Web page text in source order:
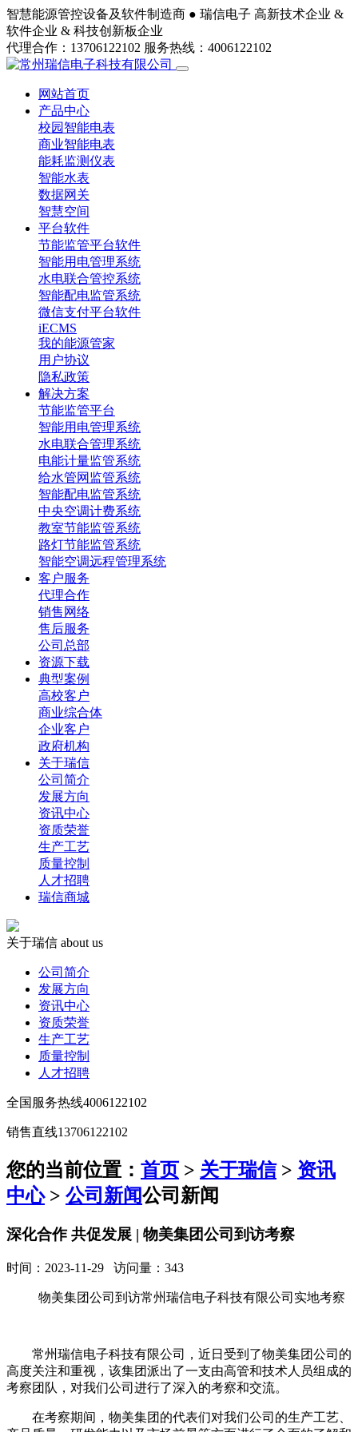
智慧能源管控设备及软件制造商 ● 瑞信电子 高新技术企业 &
软件企业 & 科技创新板企业
代理合作：13706122102 服务热线：4006122102
网站首页
产品中心
校园智能电表
商业智能电表
能耗监测仪表
智能水表
数据网关
智慧空间
平台软件
节能监管平台软件
智能用电管理系统
水电联合管控系统
智能配电监管系统
微信支付平台软件
iECMS
我的能源管家
用户协议
隐私政策
解决方案
节能监管平台
智能用电管理系统
水电联合管理系统
电能计量监管系统
给水管网监管系统
智能配电监管系统
中央空调计费系统
教室节能监管系统
路灯节能监管系统
智能空调远程管理系统
客户服务
代理合作
销售网络
售后服务
公司总部
资源下载
典型案例
高校客户
商业综合体
企业客户
政府机构
关于瑞信
公司简介
发展方向
资讯中心
资质荣誉
生产工艺
质量控制
人才招聘
瑞信商城
关于瑞信 about us
公司简介
发展方向
资讯中心
资质荣誉
生产工艺
质量控制
人才招聘
全国服务热线4006122102
销售直线13706122102
您的当前位置： 首页 > 关于瑞信> 资讯
中心> 公司新闻公司新闻
深化合作 共促发展 | 物美集团公司到访考察
时间：2023-11-29 访问量：343
物美集团公司到访常州瑞信电子科技有限公司实地考察
常州瑞信电子科技有限公司，近日受到了物美集团公司的
高度关注和重视，该集团派出了一支由高管和技术人员组成的
考察团队，对我们公司进行了深入的考察和交流。
在考察期间，物美集团的代表们对我们公司的生产工艺、